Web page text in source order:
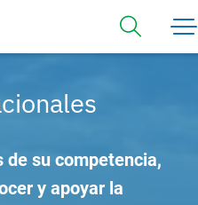
de su competencia,
y apoyar la